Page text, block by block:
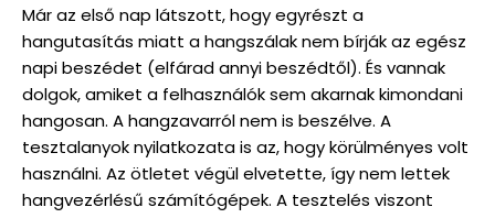
Már az első nap látszott, hogy egyrészt a
hangutasítás miatt a hangszálak nem bírják az egész
napi beszédet (elfárad annyi beszédtől). És vannak
dolgok, amiket a felhasználók sem akarnak kimondani
hangosan. A hangzavarról nem is beszélve. A
tesztalanyok nyilatkozata is az, hogy körülményes volt
használni. Az ötletet végül elvetette, így nem lettek
hangvezérlésű számítógépek. A tesztelés viszont